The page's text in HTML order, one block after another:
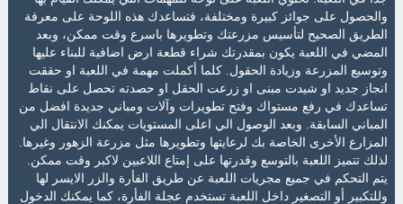
والحصول على جوائز كبيرة ومختلفة، فتساعدك هذه اللوحة على معرفة
الطريق الصحيح لتأسيس مزرعتك وتطويرها باسرع وقت ممكن، وبعد
المضي في اللعبة يكون بمقدرتك شراء قطعة ارض اضافية للبناء عليها
وتوسيع المزرعة وزيادة الحقول. كلما أكملت مهمة في اللعبة او حققت
انجاز جديد او شيدت مبنى او زرعت الحقل او حصدته تحصل على نقاط
تساعدك في رفع مستواك وفتح تطويرات وآلات ومباني جديدة افضل من
المباني السابقة. وبعد الوصول الي اعلى المستويات يمكنك الانتقال الي
المزارع الأخرى الخاصة بك لرعايتها وتطويرها مثل مزرعة الزهور وغيرها.
لذلك تتميز اللعبة بالتوسع وقدرتها على إمتاع اللاعبين لاكبر وقت ممكن.
يتم التحكم في جميع مجريات اللعبة عن طريق الفأرة والزر الايسر لها
وللتكبير أو التصغير داخل اللعبة تستخدم عجلة الفأرة، كما يمكنك الدخول